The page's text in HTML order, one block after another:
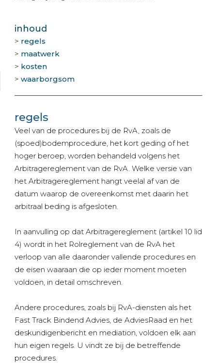
inhoud
> regels
> maatwerk
> kosten
> waarborgsom
regels
Veel van de procedures bij de RvA, zoals de
(spoed)bodemprocedure, het kort geding of het
hoger beroep, worden behandeld volgens het
Arbitragereglement van de RvA. Welke versie van
het Arbitragereglement hangt veelal af van de
datum waarop de overeenkomst met daarin het
arbitraal beding is afgesloten.
In aanvulling op dat Arbitragereglement (artikel 10 lid
4) wordt in het Rolreglement van de RvA het
verloop van alle daaronder vallende procedures en
de eisen waaraan die op ieder moment moeten
voldoen, in detail omschreven.
Andere procedures, zoals bij RvA-diensten als het
Fast Track Bindend Advies, de AdviesRaad en het
deskundigenbericht en mediation, voldoen elk aan
hun eigen regels. U vindt ze bij de betreffende
procedures.